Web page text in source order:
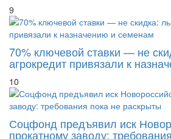
9
70% ключевой ставки — не
агрокредит привязали к
10
Соцфонд предъявил иск
прокатному заводу: